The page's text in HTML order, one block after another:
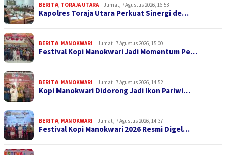
BERITA TORAJA UTARA Jumat, 7 Agustus 2026, 16:53
Kapolres Toraja Utara Perkuat Sinergi de…
BERITA MANOKWARI Jumat, 7 Agustus 2026, 15:00
Festival Kopi Manokwari Jadi Momentum Pe…
BERITA MANOKWARI Jumat, 7 Agustus 2026, 14:52
Kopi Manokwari Didorong Jadi Ikon Pariwi…
BERITA MANOKWARI Jumat, 7 Agustus 2026, 14:37
Festival Kopi Manokwari 2026 Resmi Digel…